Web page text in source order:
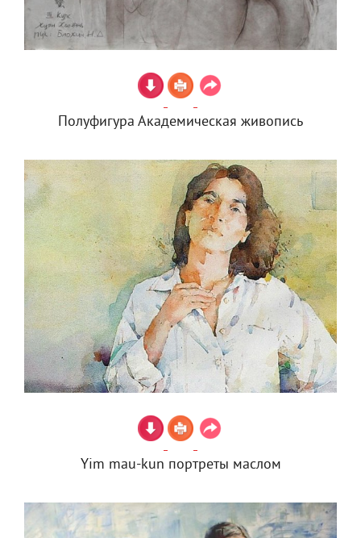
Полуфигура Академическая живопись
Yim mau-kun портреты маслом